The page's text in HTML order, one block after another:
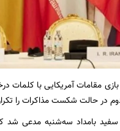
بازی مقامات آمریکایی با
در حالت شکست مذاکرات را
سفید بامداد سه‌شنبه مدعی